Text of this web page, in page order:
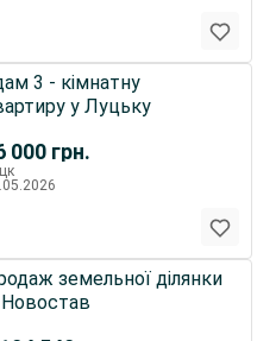
000 грн.
3 - кімнатну
у Луцьку
земельної ділянки